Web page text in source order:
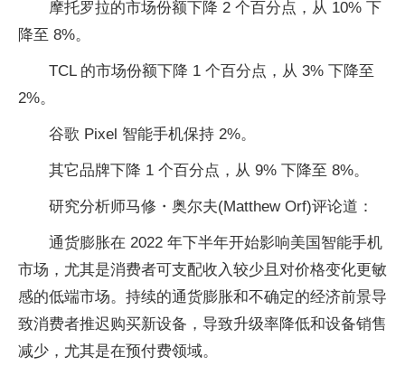
摩托罗拉的市场份额下降 2 个百分点，从 10% 下
降至 8%。
TCL 的市场份额下降 1 个百分点，从 3% 下降至
2%。
谷歌 Pixel 智能手机保持 2%。
其它品牌下降 1 个百分点，从 9% 下降至 8%。
研究分析师马修・奥尔夫(Matthew Orf)评论道：
通货膨胀在 2022 年下半年开始影响美国智能手机
市场，尤其是消费者可支配收入较少且对价格变化更敏
感的低端市场。持续的通货膨胀和不确定的经济前景导
致消费者推迟购买新设备，导致升级率降低和设备销售
减少，尤其是在预付费领域。